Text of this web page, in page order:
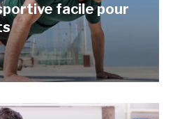
facile pour